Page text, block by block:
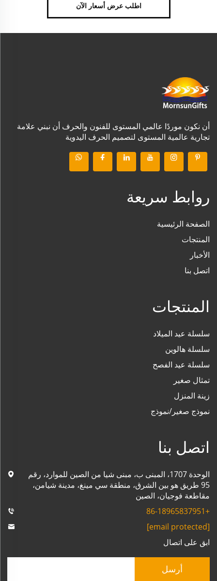
اطلب عرض أسعار الآن
أن نكون موردًا عالمي المستوى للفنون والحرف أن نبني علامة
تجارية عالمية المستوى لتصميم الحرف اليدوية
روابط سريعة
الصفحة الرئيسية
المنتجات
الأخبار
اتصل بنا
المنتجات
سلسلة عيد الميلاد
سلسلة هالوين
سلسلة عيد الفصح
تمثال صغير
زينة المنزل
نموذج صغير/نموذج
اتصل بنا
الوحدة 1707، المبنى ب، مبنى شيا من الصين للموارد، رقم
95 طريق هو بين الشرق، منطقة سي مينغ، مدينة شيامن،
مقاطعة فوجيان، الصين
+86-18965837951
[email protected]
ابق على اتصال
أرسل